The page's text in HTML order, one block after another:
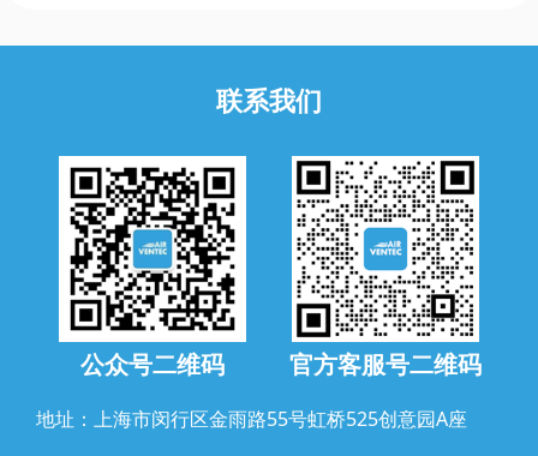
联系我们
公众号二维码 官方客服号二维码
地址：上海市闵行区金雨路55号虹桥525创意园A座